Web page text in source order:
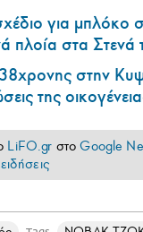
για μπλόκο
πλοία στα
στην
της
LiFO.gr στοGoogle
ειδήσεις